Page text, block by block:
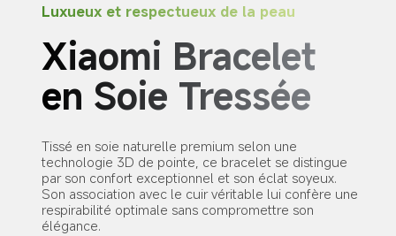
Luxueux et respectueux de la peau
Xiaomi Bracelet
en Soie Tressée
Tissé en soie naturelle premium selon une
technologie 3D de pointe, ce bracelet se distingue
par son confort exceptionnel et son éclat soyeux.
Son association avec le cuir véritable lui confère une
respirabilité optimale sans compromettre son
élégance.